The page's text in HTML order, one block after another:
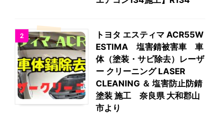
2
トヨタ エスティマ ACR55W
ESTIMA 塩害錆被害車 車
体（塗装・サビ除去）レーザ
ー クリーニング LASER
CLEANING ＆ 塩害防止防錆
塗装 施工 奈良県 大和郡山
市より